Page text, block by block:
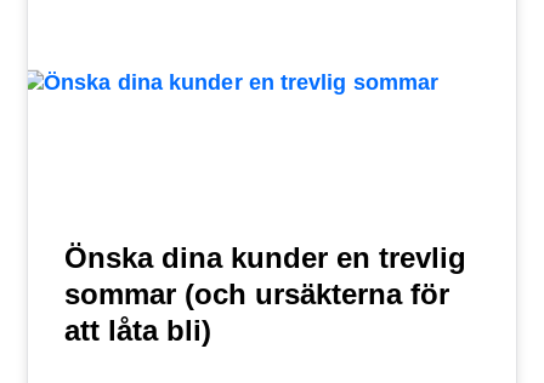
Önska dina kunder en trevlig
sommar (och ursäkterna för
att låta bli)